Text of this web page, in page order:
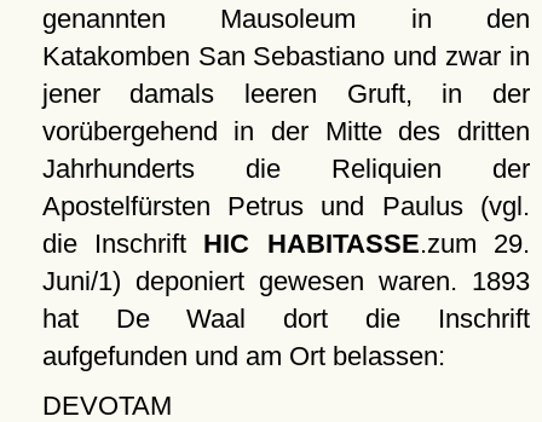
genannten Mausoleum in den
Katakomben San Sebastiano und zwar in
jener damals leeren Gruft, in der
vorübergehend in der Mitte des dritten
Jahrhunderts die Reliquien der
Apostelfürsten Petrus und Paulus (vgl.
die Inschrift HIC HABITASSE.zum 29.
Juni/1) deponiert gewesen waren. 1893
hat De Waal dort die Inschrift
aufgefunden und am Ort belassen:
DEVOTAM